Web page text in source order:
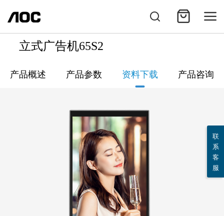
立式广告机65S2
产品概述 产品参数 资料下载 产品咨询
联
系
客
服